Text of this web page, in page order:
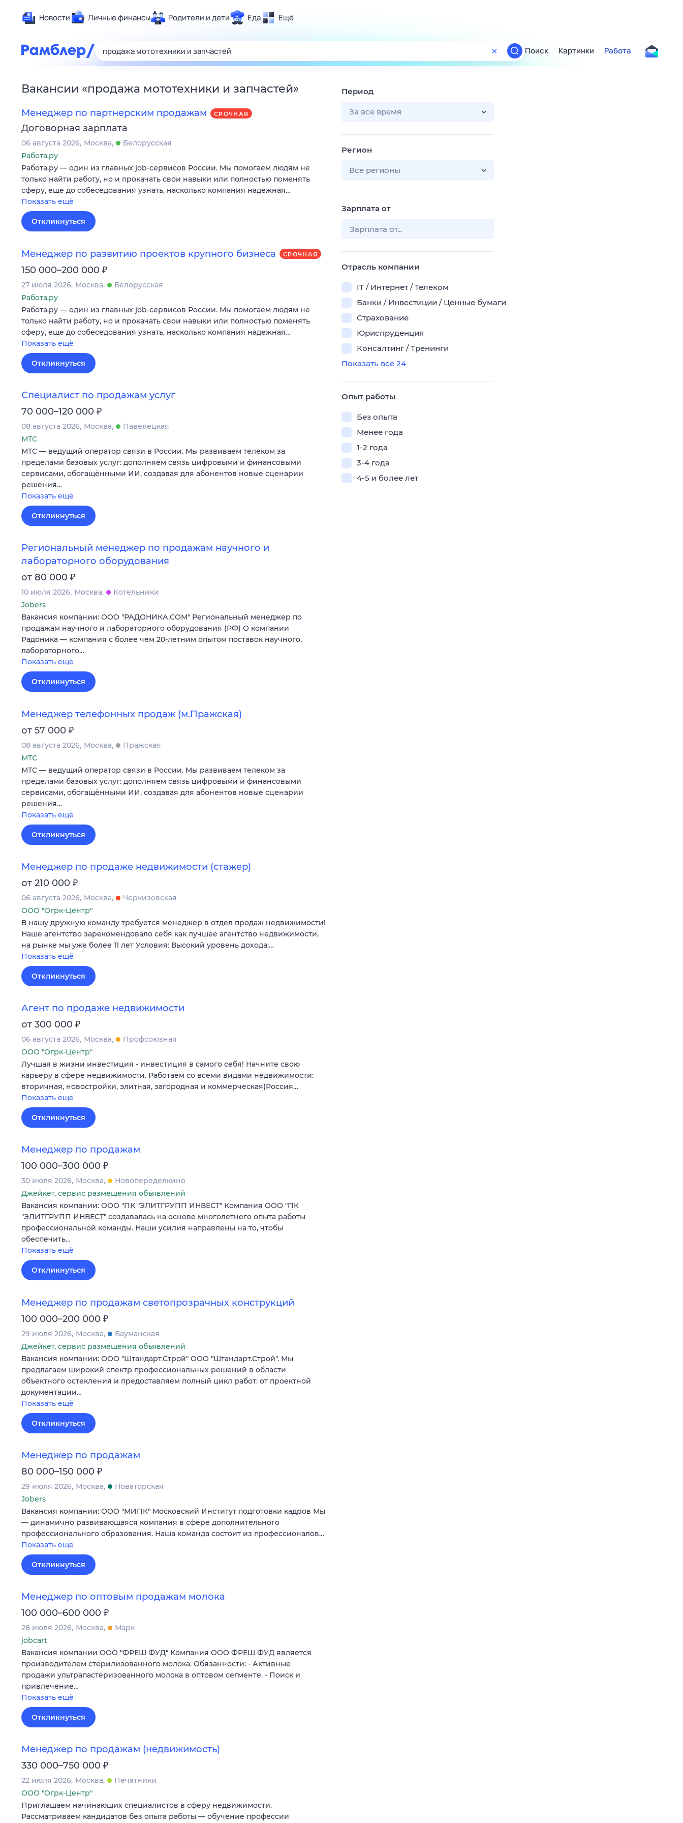
Новости Личные финансы Родители и дети Еда Ещё
Здоровье
Развлечения и отдых
Спорт
Карьера
Сберегаем вместе
Поиск
ТВ-программа
Поиск Картинки Работа
Вакансии «продажа мототехники и запчастей»
Менеджер по партнерским продажам СРОЧНАЯ
Договорная зарплата
06 августа 2026 Москва
Белорусская
Работа.ру
Работа.ру — один из главных job-сервисов России. Мы помогаем людям не
только найти работу, но и прокачать свои навыки или полностью поменять
сферу, еще до собеседования узнать, насколько компания надежная…
Показать ещё
Откликнуться
Менеджер по развитию проектов крупного бизнеса СРОЧНАЯ
150 000–200 000 ₽
27 июля 2026 Москва
Белорусская
Работа.ру
Работа.ру — один из главных job-сервисов России. Мы помогаем людям не
только найти работу, но и прокачать свои навыки или полностью поменять
сферу, еще до собеседования узнать, насколько компания надежная…
Показать ещё
Откликнуться
Специалист по продажам услуг
70 000–120 000 ₽
08 августа 2026 Москва
Павелецкая
МТС
МТС — ведущий оператор связи в России. Мы развиваем телеком за
пределами базовых услуг: дополняем связь цифровыми и финансовыми
сервисами, обогащёнными ИИ, создавая для абонентов новые сценарии
решения…
Показать ещё
Откликнуться
Региональный менеджер по продажам научного и
лабораторного оборудования
от 80 000 ₽
10 июля 2026 Москва
Котельники
Jobers
Вакансия компании: ООО "РАДОНИКА.СОМ" Региональный менеджер по
продажам научного и лабораторного оборудования (РФ) О компании
Радоника — компания с более чем 20-летним опытом поставок научного,
лабораторного…
Показать ещё
Откликнуться
Менеджер телефонных продаж (м.Пражская)
от 57 000 ₽
08 августа 2026 Москва
Пражская
МТС
МТС — ведущий оператор связи в России. Мы развиваем телеком за
пределами базовых услуг: дополняем связь цифровыми и финансовыми
сервисами, обогащёнными ИИ, создавая для абонентов новые сценарии
решения…
Показать ещё
Откликнуться
Менеджер по продаже недвижимости (стажер)
от 210 000 ₽
06 августа 2026 Москва
Черкизовская
ООО "Огрк-Центр"
В нашу дружную команду требуется менеджер в отдел продаж недвижимости!
Наше агентство зарекомендовало себя как лучшее агентство недвижимости,
на рынке мы уже более 11 лет Условия: Высокий уровень дохода:…
Показать ещё
Откликнуться
Агент по продаже недвижимости
от 300 000 ₽
06 августа 2026 Москва
Профсоюзная
ООО "Огрк-Центр"
Лучшая в жизни инвестиция - инвестиция в самого себя! Начните свою
карьеру в сфере недвижимости. Работаем со всеми видами недвижимости:
вторичная, новостройки, элитная, загородная и коммерческая(Россия…
Показать ещё
Откликнуться
Менеджер по продажам
100 000–300 000 ₽
30 июля 2026 Москва
Новопеределкино
Джейкет, сервис размещения объявлений
Вакансия компании: ООО "ПК "ЭЛИТГРУПП ИНВЕСТ" Компания ООО "ПК
"ЭЛИТГРУПП ИНВЕСТ" создавалась на основе многолетнего опыта работы
профессиональной команды. Наши усилия направлены на то, чтобы
обеспечить…
Показать ещё
Откликнуться
Менеджер по продажам светопрозрачных конструкций
100 000–200 000 ₽
29 июля 2026 Москва
Бауманская
Джейкет, сервис размещения объявлений
Вакансия компании: ООО "Штандарт.Строй" ООО "Штандарт.Строй". Мы
предлагаем широкий спектр профессиональных решений в области
объектного остекления и предоставляем полный цикл работ: от проектной
документации…
Показать ещё
Откликнуться
Менеджер по продажам
80 000–150 000 ₽
29 июля 2026 Москва
Новаторская
Jobers
Вакансия компании: ООО "МИПК" Московский Институт подготовки кадров Мы
— динамично развивающаяся компания в сфере дополнительного
профессионального образования. Наша команда состоит из профессионалов…
Показать ещё
Откликнуться
Менеджер по оптовым продажам молока
100 000–600 000 ₽
28 июля 2026 Москва
Марк
jobcart
Вакансия компании ООО "ФРЕШ ФУД" Компания ООО ФРЕШ ФУД является
производителем стерилизованного молока. Обязанности: - Активные
продажи ультрапастеризованного молока в оптовом сегменте. - Поиск и
привлечение…
Показать ещё
Откликнуться
Менеджер по продажам (недвижимость)
330 000–750 000 ₽
22 июля 2026 Москва
Печатники
ООО "Огрк-Центр"
Приглашаем начинающих специалистов в сферу недвижимости.
Рассматриваем кандидатов без опыта работы — обучение профессии
Период
За всё время
Регион
Все регионы
Зарплата от
Отрасль компании
IT / Интернет / Телеком
Банки / Инвестиции / Ценные бумаги
Страхование
Юриспруденция
Консалтинг / Тренинги
Показать все 24
Опыт работы
Без опыта
Менее года
1-2 года
3-4 года
4-5 и более лет